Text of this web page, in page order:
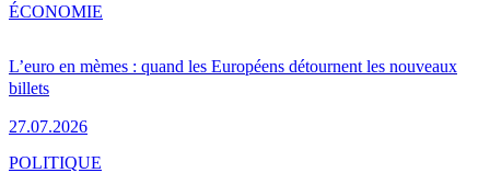
L’euro en mèmes : quand les Européens détournent les nouveaux
billets
27.07.2026
ÉCONOMIE
POLITIQUE